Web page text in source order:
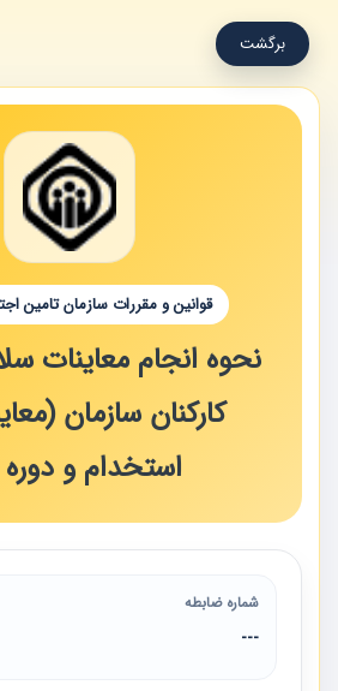
برگشت
قوانین و مقررات سازمان تامین
نحوه انجام معاینات
کارکنان سازمان
استخدام و
شماره ضابطه
---